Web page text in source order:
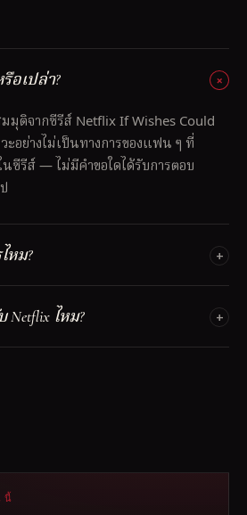
อเปล่า?
มุติจากซีรีส์ Netflix If Wishes Could
ะอย่างไม่เป็นทางการของแฟน ๆ ที่
ซีรีส์ — ไม่มีคำขอใดได้รับการตอบ
หม?
ไหม?
นี้